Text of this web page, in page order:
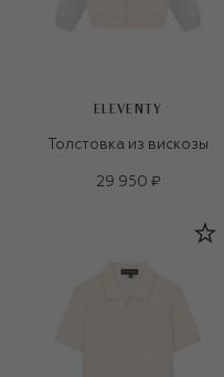
ELEVENTY
Толстовка из вискозы
29 950 ₽